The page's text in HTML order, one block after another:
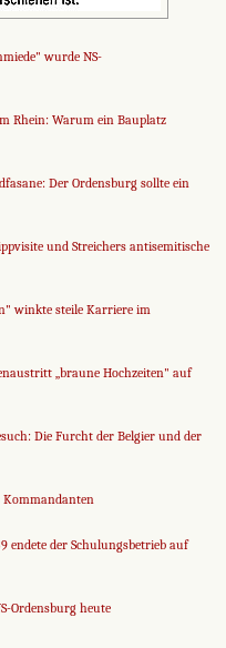
wurde NS-
Rhein: Warum ein Bauplatz
Der Ordensburg sollte ein
und Streichers antisemitische
winkte steile Karriere im
„braune Hochzeiten" auf
Die Furcht der Belgier und der
Kommandanten
endete der Schulungsbetrieb auf
Ordensburg heute